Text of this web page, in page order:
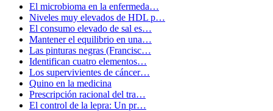
El microbioma en la enfermeda…
Niveles muy elevados de HDL p…
El consumo elevado de sal es…
Mantener el equilibrio en una…
Las pinturas negras (Francisc…
Identifican cuatro elementos…
Los supervivientes de cáncer…
Quino en la medicina
Prescripción racional del tra…
El control de la lepra: Un pr…